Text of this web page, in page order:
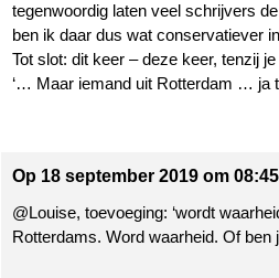
tegenwoordig laten veel schrijvers
ben ik daar dus wat conservatiever
Tot slot: dit keer – deze keer, tenzij
‘… Maar iemand uit Rotterdam … ja
Op 18 september 2019 om
@Louise, toevoeging: ‘wordt
Rotterdams. Word waarheid. Of